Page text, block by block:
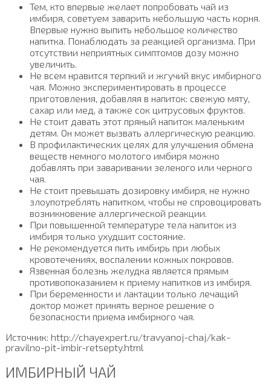
Тем, кто впервые желает попробовать чай из
имбиря, советуем заварить небольшую часть корня.
Впервые нужно выпить небольшое количество
напитка. Понаблюдать за реакцией организма. При
отсутствии неприятных симптомов дозу можно
увеличить.
Не всем нравится терпкий и жгучий вкус имбирного
чая. Можно экспериментировать в процессе
приготовления, добавляя в напиток: свежую мяту,
сахар или мед, а также сок цитрусовых фруктов.
Не стоит давать этот пряный напиток маленьким
детям. Он может вызвать аллергическую реакцию.
В профилактических целях для улучшения обмена
веществ немного молотого имбиря можно
добавлять при заваривании зеленого или черного
чая.
Не стоит превышать дозировку имбиря, не нужно
злоупотреблять напитком, чтобы не спровоцировать
возникновение аллергической реакции.
При повышенной температуре тела напиток из
имбиря только ухудшит состояние.
Не рекомендуется пить имбирь при любых
кровотечениях, воспалении кожных покровов.
Язвенная болезнь желудка является прямым
противопоказанием к приему напитков из имбиря.
При беременности и лактации только лечащий
доктор может принять верное решение о
безопасности приема имбирного чая.
Источник: http://chayexpert.ru/travyanoj-chaj/kak-
pravilno-pit-imbir-retsepty.html
ИМБИРНЫЙ ЧАЙ